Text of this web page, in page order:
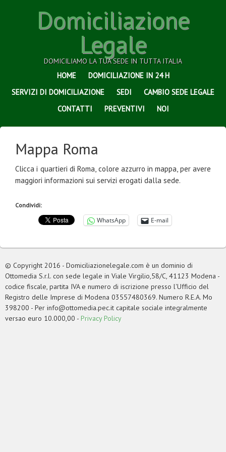
Domiciliazione
Legale
DOMICILIAMO LA TUA SEDE IN TUTTA ITALIA
HOME
DOMICILIAZIONE IN 24 H
SERVIZI DI DOMICILIAZIONE
SEDI
CAMBIO SEDE LEGALE
CONTATTI
PREVENTIVI NOI
Mappa Roma
Clicca i quartieri di Roma, colore azzurro in mappa, per avere
maggiori informazioni sui servizi erogati dalla sede.
Condividi:
WhatsApp E-mail
© Copyright 2016 - Domiciliazionelegale.com è un dominio di
Ottomedia S.r.l. con sede legale in Viale Virgilio,58/C, 41123 Modena -
codice fiscale, partita IVA e numero di iscrizione presso l'Ufficio del
Registro delle Imprese di Modena 03557480369. Numero R.E.A. Mo
398200 - Per info@ottomedia.pec.itcapitale sociale integralmente
versao euro 10.000,00 - Privacy Policy